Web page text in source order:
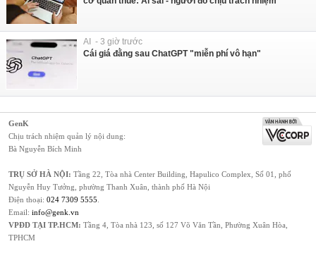
AI - 3 giờ trước
Cái giá đằng sau ChatGPT "miễn phí vô hạn"
GenK
Chịu trách nhiệm quản lý nội dung:
Bà Nguyễn Bích Minh
TRỤ SỞ HÀ NỘI: Tầng 22, Tòa nhà Center Building, Hapulico Complex, Số 01, phố
Nguyễn Huy Tưởng, phường Thanh Xuân, thành phố Hà Nội
Điện thoại: 024 7309 5555
Email: info@genk.vn
VPĐD TẠI TP.HCM: Tầng 4, Tòa nhà 123, số 127 Võ Văn Tần, Phường Xuân Hòa,
TPHCM